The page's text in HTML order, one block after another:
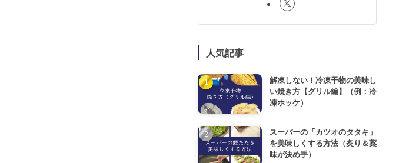
人気記事
解凍しない！冷凍干物の美味し
い焼き方【グリル編】（例：冷
凍ホッケ）
スーパーの「カツオのタタキ」
を美味しくする方法（炙り＆薬
味が決め手）